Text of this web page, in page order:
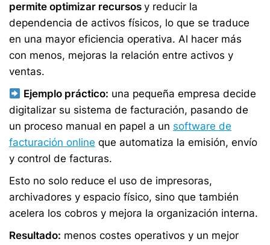
permite optimizar recursos y reducir la
dependencia de activos físicos, lo que se traduce
en una mayor eficiencia operativa. Al hacer más
con menos, mejoras la relación entre activos y
ventas.
Ejemplo práctico: una pequeña empresa decide
digitalizar su sistema de facturación, pasando de
un proceso manual en papel a un software de
facturación online que automatiza la emisión, envío
y control de facturas.
Esto no solo reduce el uso de impresoras,
archivadores y espacio físico, sino que también
acelera los cobros y mejora la organización interna.
Resultado: menos costes operativos y un mejor